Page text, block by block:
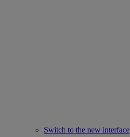
Switch to the new interface